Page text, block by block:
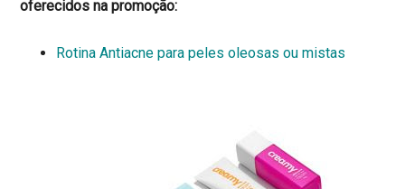
oferecidos na promoção:
Rotina Antiacne para peles oleosas ou mistas